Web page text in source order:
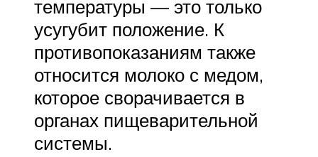
температуры — это только
усугубит положение. К
противопоказаниям также
относится молоко с медом,
которое сворачивается в
органах пищеварительной
системы.